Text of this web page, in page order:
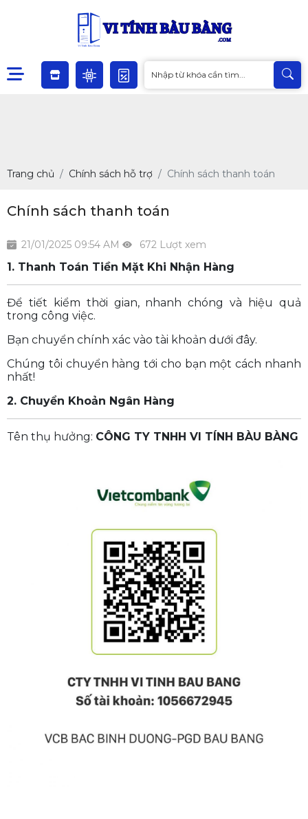
Trang chủ Chính sách hỗ trợ Chính sách thanh toán
Chính sách thanh toán
21/01/2025 09:54 AM 672 Lượt xem
1. Thanh Toán Tiền Mặt Khi Nhận Hàng
Để tiết kiểm thời gian, nhanh chóng và hiệu quả
trong công việc.
Bạn chuyển chính xác vào tài khoản dưới đây.
Chúng tôi chuyển hàng tới cho bạn một cách nhanh
nhất!
2. Chuyển Khoản Ngân Hàng
Tên thụ hưởng: CÔNG TY TNHH VI TÍNH BÀU BÀNG